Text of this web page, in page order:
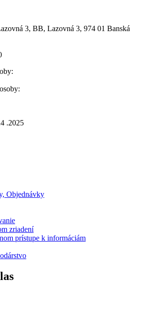
3, BB, Lazovná 3, 974 01 Banská
.2025
Objednávky
zriadení
prístupe k informáciám